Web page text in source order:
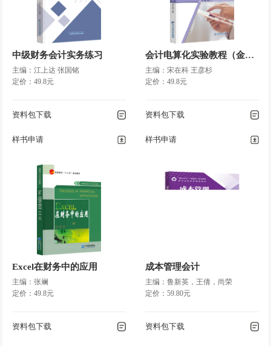
中级财务会计实务练习
主编：江上达 张国铭
定价：49.8元
资料包下载
样书申请
会计电算化实验教程（金蝶K4）
主编：宋在科 王彦杉
定价：49.8元
资料包下载
样书申请
Excel在财务中的应用
主编：张斓
定价：49.8元
资料包下载
成本管理会计
主编：鲁新英，王倩，尚荣
定价：59.80元
资料包下载